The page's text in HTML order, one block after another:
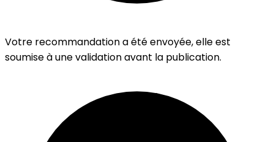
Votre recommandation a été envoyée, elle est
soumise à une validation avant la publication.